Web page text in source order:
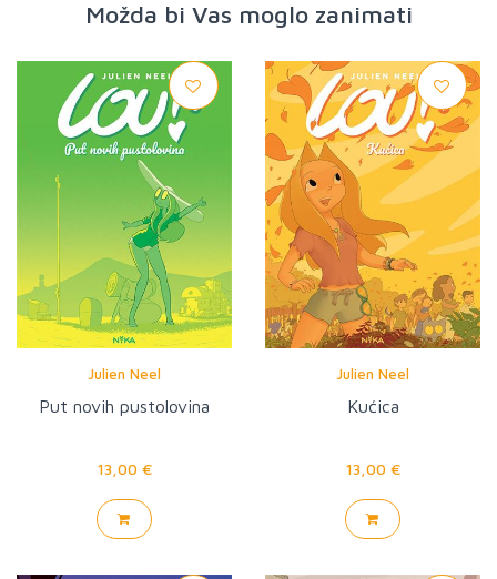
Možda bi Vas moglo zanimati
Julien Neel
Put novih pustolovina
13,00 €
Julien Neel
Kućica
13,00 €